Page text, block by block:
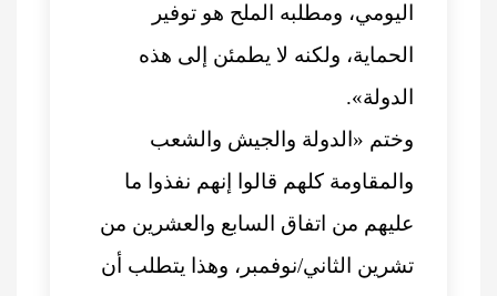
اليومي، ومطلبه الملح هو توفير
الحماية، ولكنه لا يطمئن إلى هذه
الدولة».
وختم «الدولة والجيش والشعب
والمقاومة كلهم قالوا إنهم نفذوا ما
عليهم من اتفاق السابع والعشرين من
تشرين الثاني/نوفمبر، وهذا يتطلب أن